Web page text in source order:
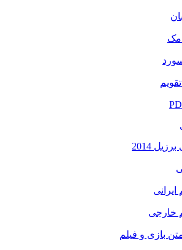
مک
2014
ایرانی
خارجی
بازی و فیلم